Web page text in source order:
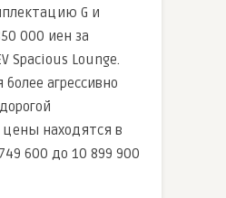
G и
000 иен за
Spacious Lounge.
агрессивно
находятся в
600 до 10 899 900